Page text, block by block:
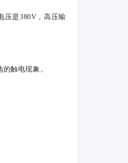
压是380V，高压输
触电现象。